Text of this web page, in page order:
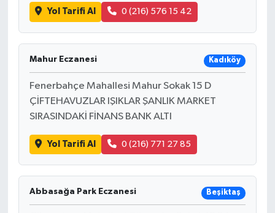
Yol Tarifi Al 0 (216) 576 15 42
Mahur Eczanesi Kadıköy
Fenerbahçe Mahallesi Mahur Sokak 15 D
ÇİFTEHAVUZLAR IŞIKLAR ŞANLIK MARKET
SIRASINDAKİ FİNANS BANK ALTI
Yol Tarifi Al 0 (216) 771 27 85
Abbasağa Park Eczanesi Beşiktaş